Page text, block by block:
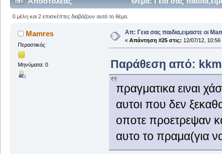
0 μέλη και 2 επισκέπτες διαβάζουν αυτό το θέμα.
Mamres
Περαστικός
Μηνύματα: 0
Απ: Γεια σας παιδια,ειμαστε οι
« Απάντηση #25 στις: 12/07/12, 10:56
Παράθεση από:
πραγματικα ειναι
αυτοι που δεν
οποτε προετρεψαν
αυτο το πραμα(για